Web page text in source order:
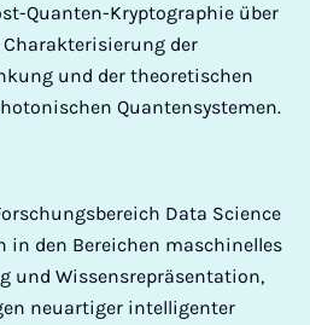
Quanten-Kryptographie über
der
und der theoretischen
Quantensystemen.
Data Science
in den Bereichen maschinelles
und Wissensrepräsentation,
neuartiger intelligenter